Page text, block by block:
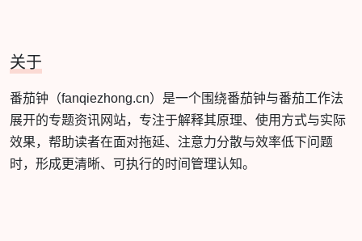
关于
番茄钟（fanqiezhong.cn）是一个围绕番茄钟与番茄工作法
展开的专题资讯网站，专注于解释其原理、使用方式与实际
效果，帮助读者在面对拖延、注意力分散与效率低下问题
时，形成更清晰、可执行的时间管理认知。